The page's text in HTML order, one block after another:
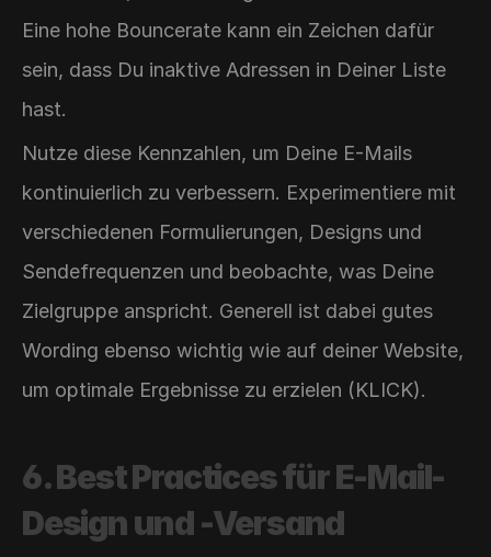
Eine hohe Bouncerate kann ein Zeichen dafür
sein, dass Du inaktive Adressen in Deiner Liste
hast.
Nutze diese Kennzahlen, um Deine E-Mails
kontinuierlich zu verbessern. Experimentiere mit
verschiedenen Formulierungen, Designs und
Sendefrequenzen und beobachte, was Deine
Zielgruppe anspricht. Generell ist dabei gutes
Wording ebenso wichtig wie auf deiner Website,
um optimale Ergebnisse zu erzielen (KLICK).
6. Best Practices für E-Mail-
Design und -Versand